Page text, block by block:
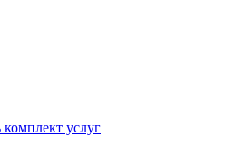
комплект услуг